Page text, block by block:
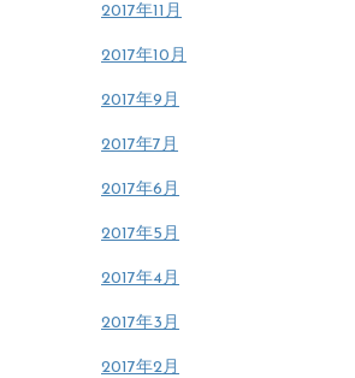
2017年11月
2017年10月
2017年9月
2017年7月
2017年6月
2017年5月
2017年4月
2017年3月
2017年2月